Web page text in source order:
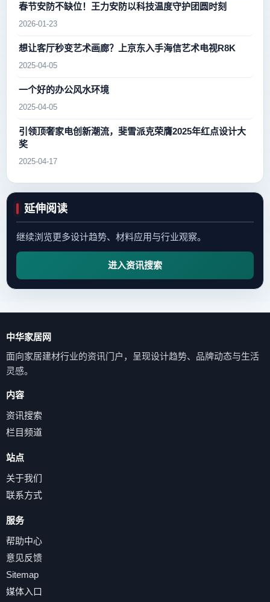
春节安防不缺位！王力安防以科技温度守护团圆时刻
2026-01-23
想让客厅秒变艺术画廊？上京东入手海信艺术电视R8K
2025-04-05
一个好的办公风水环境
2025-04-05
引领顶奢家电创新潮流，斐雪派克荣膺2025年红点设计大
奖
2025-04-17
延伸阅读
继续浏览更多设计趋势、材料应用与行业观察。
进入资讯搜索
中华家居网
面向家居建材行业的资讯门户，呈现设计趋势、品牌动态与生活
灵感。
内容
资讯搜索
栏目频道
站点
关于我们
联系方式
服务
帮助中心
意见反馈
Sitemap
媒体入口